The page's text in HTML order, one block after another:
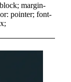
margin-
pointer; font-